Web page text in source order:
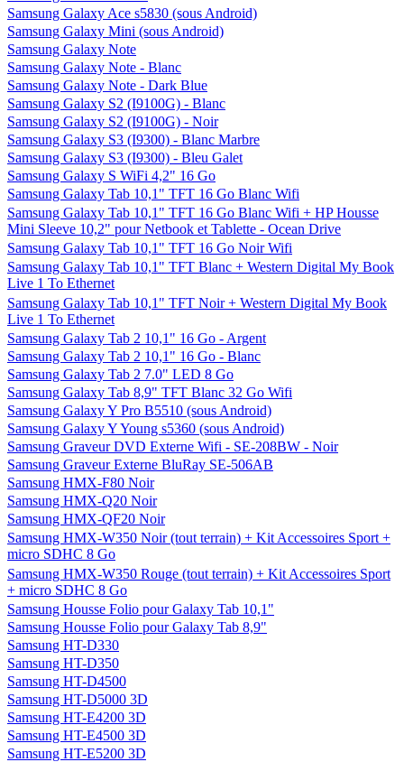
Samsung Galaxy Ace s5830 (sous Android)
Samsung Galaxy Mini (sous Android)
Samsung Galaxy Note
Samsung Galaxy Note - Blanc
Samsung Galaxy Note - Dark Blue
Samsung Galaxy S2 (I9100G) - Blanc
Samsung Galaxy S2 (I9100G) - Noir
Samsung Galaxy S3 (I9300) - Blanc Marbre
Samsung Galaxy S3 (I9300) - Bleu Galet
Samsung Galaxy S WiFi 4,2" 16 Go
Samsung Galaxy Tab 10,1" TFT 16 Go Blanc Wifi
Samsung Galaxy Tab 10,1" TFT 16 Go Blanc Wifi + HP Housse
Mini Sleeve 10,2" pour Netbook et Tablette - Ocean Drive
Samsung Galaxy Tab 10,1" TFT 16 Go Noir Wifi
Samsung Galaxy Tab 10,1" TFT Blanc + Western Digital My Book
Live 1 To Ethernet
Samsung Galaxy Tab 10,1" TFT Noir + Western Digital My Book
Live 1 To Ethernet
Samsung Galaxy Tab 2 10,1" 16 Go - Argent
Samsung Galaxy Tab 2 10,1" 16 Go - Blanc
Samsung Galaxy Tab 2 7.0" LED 8 Go
Samsung Galaxy Tab 8,9" TFT Blanc 32 Go Wifi
Samsung Galaxy Y Pro B5510 (sous Android)
Samsung Galaxy Y Young s5360 (sous Android)
Samsung Graveur DVD Externe Wifi - SE-208BW - Noir
Samsung Graveur Externe BluRay SE-506AB
Samsung HMX-F80 Noir
Samsung HMX-Q20 Noir
Samsung HMX-QF20 Noir
Samsung HMX-W350 Noir (tout terrain) + Kit Accessoires Sport +
micro SDHC 8 Go
Samsung HMX-W350 Rouge (tout terrain) + Kit Accessoires Sport
+ micro SDHC 8 Go
Samsung Housse Folio pour Galaxy Tab 10,1"
Samsung Housse Folio pour Galaxy Tab 8,9"
Samsung HT-D330
Samsung HT-D350
Samsung HT-D4500
Samsung HT-D5000 3D
Samsung HT-E4200 3D
Samsung HT-E4500 3D
Samsung HT-E5200 3D